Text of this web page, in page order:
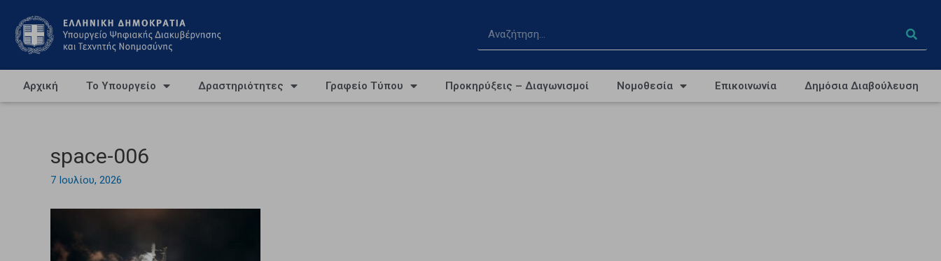
Αρχική Το Υπουργείο Δραστηριότητες Γραφείο Τύπου Προκηρύξεις – Διαγωνισμοί Νομοθεσία Επικοινωνία Δημόσια Διαβούλευση
space-006
7 Ιουλίου, 2026